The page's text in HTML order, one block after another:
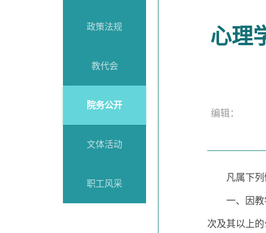
政策法规
教代会
院务公开
文体活动
职工风采
心理
编辑：
凡属下
一、因
次及其以上